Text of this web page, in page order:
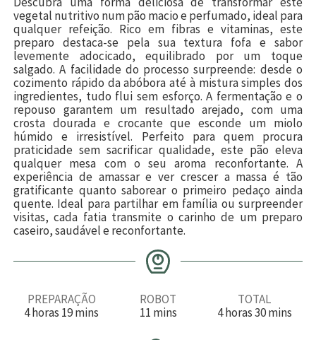
vegetal nutritivo num pão macio e perfumado, ideal para
qualquer refeição. Rico em fibras e vitaminas, este
preparo destaca-se pela sua textura fofa e sabor
levemente adocicado, equilibrado por um toque
salgado. A facilidade do processo surpreende: desde o
cozimento rápido da abóbora até à mistura simples dos
ingredientes, tudo flui sem esforço. A fermentação e o
repouso garantem um resultado arejado, com uma
crosta dourada e crocante que esconde um miolo
húmido e irresistível. Perfeito para quem procura
praticidade sem sacrificar qualidade, este pão eleva
qualquer mesa com o seu aroma reconfortante. A
experiência de amassar e ver crescer a massa é tão
gratificante quanto saborear o primeiro pedaço ainda
quente. Ideal para partilhar em família ou surpreender
visitas, cada fatia transmite o carinho de um preparo
caseiro, saudável e reconfortante.
PREPARAÇÃO
4hhoras 19m
mins
ROBOT
11mmins
TOTAL
4hhoras30mmins